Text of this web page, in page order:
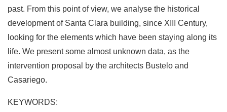
past. From this point of view, we analyse the historical
development of Santa Clara building, since XIII Century,
looking for the elements which have been staying along its
life. We present some almost unknown data, as the
intervention proposal by the architects Bustelo and
Casariego.
KEYWORDS: